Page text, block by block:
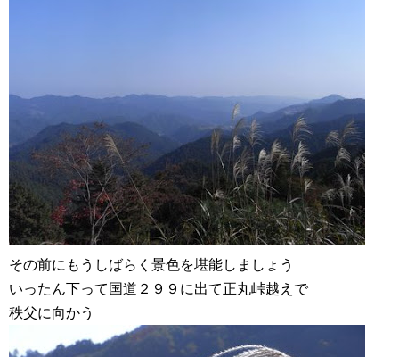
その前にもうしばらく景色を堪能しましょう
いったん下って国道２９９に出て正丸峠越えで
秩父に向かう